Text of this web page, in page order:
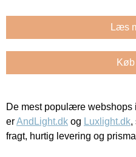
Læs
De mest populære
erAndLight.dk og Luxlight.dk,
fragt, hurtig levering og